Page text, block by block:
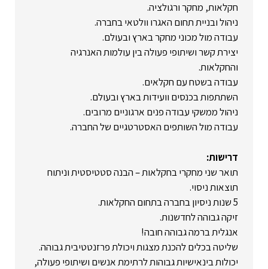
חקלאות, מחקר ורגולציה.
ניהול ובניית תחום האגרו וולטאי בחברה.
עבודה מול מכוני מחקר בארץ ובעולם.
יצירת קשר ושיתופי פעולה בין עולמות האנרגיה
והחקלאות.
עבודה בשטח עם חקלאים.
השתתפות בכנסים וועידות בארץ ובעולם.
ניהול ממשקי עבודה פנים ארגוניים מרובים.
עבודה מול השותפים האסטרטגיים של החברה.
דרישות:
תואר שני מחקרי בחקלאות – הבנה סטטיסטית וניתוח
תוצאות ניסוי.
5 שנות ניסיון בחברה בתחום החקלאות.
זיקה גבוהה לחדשנות.
אנגלית ברמה גבוהה חובה!
שליטה בכלים להכנת מצגות ויכולת פרזנטטיבית גבוהה.
יכולות בינאישיות גבוהות לרתימת אנשים ושיתופי פעולה,